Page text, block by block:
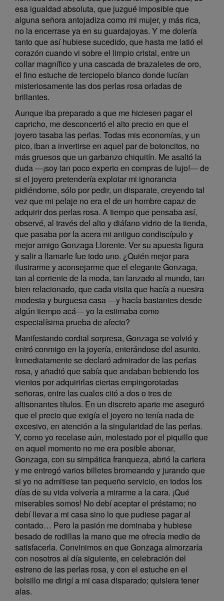
esa igualdad absoluta, que juzgué imposible que
alguna señora antojadiza como mi mujer, y más rica,
no la encerrase ya en su guardajoyas. Y me dolería
tanto que así hubiese sucedido, que hasta me latió el
corazón cuando vi sobre el limpio cristal, entre un
collar magnífico y una cascada de brazaletes de oro,
el fino estuche de terciopelo blanco donde lucían
misteriosamente las dos perlas rosa orladas de
brillantes.
Aunque iba preparado a que me hiciesen pagar el
capricho, me desconcertó el alto precio en que el
joyero tasaba las perlas. Todas mis economías, y un
pico, iban a invertirse en aquel par de botoncitos, no
más gruesos que un garbanzo chiquitín. Me asaltó la
duda —¡soy tan poco experto en compras de lujo!— de
si el joyero pretendería explotar mi ignorancia
pidiéndome, sólo por pedir, un disparate, creyendo tal
vez que mi pelaje no era el de un hombre capaz de
adquirir dos perlas rosa. A tiempo que pensaba así,
observé, al través del alto y diáfano vidrio de la tienda,
que pasaba por la acera mi antiguo condiscípulo y
mejor amigo Gonzaga Llorente. Ver su apuesta figura
y salir a llamarle fue todo uno. ¿Quién mejor para
ilustrarme y aconsejarme que el elegante Gonzaga,
tan al corriente de la moda, tan lanzado al mundo, tan
bien relacionado, que cada visita que hacía a nuestra
modesta y burguesa casa —y hacía bastantes desde
algún tiempo acá— yo la estimaba como
especialísima prueba de afecto?
Manifestando cordial sorpresa, Gonzaga se volvió y
entró conmigo en la joyería, enterándose del asunto.
Inmediatamente se declaró admirador de las perlas
rosa, y añadió que sabía que andaban bebiendo los
vientos por adquirirlas ciertas empingorotadas
señoras, entre las cuales citó a dos o tres de
altisonantes títulos. En un discreto aparte me aseguró
que el precio que exigía el joyero no tenía nada de
excesivo, en atención a la singularidad de las perlas.
Y, como yo recelase aún, molestado por el piquillo que
en aquel momento no me era posible abonar,
Gonzaga, con su simpática franqueza, abrió la cartera
y me entregó varios billetes bromeando y jurando que
si yo no admitiese tan pequeño servicio, en todos los
días de su vida volvería a mirarme a la cara. ¡Qué
miserables somos! No debí aceptar el préstamo; no
debí llevar a mi casa sino lo que pudiese pagar al
contado… Pero la pasión me dominaba y hubiese
besado de rodillas la mano que me ofrecía medio de
satisfacerla. Convinimos en que Gonzaga almorzaría
con nosotros al día siguiente, en celebración del
estreno de las perlas rosa, y con el estuche en el
bolsillo me dirigí a mi casa disparado; quisiera tener
alas.